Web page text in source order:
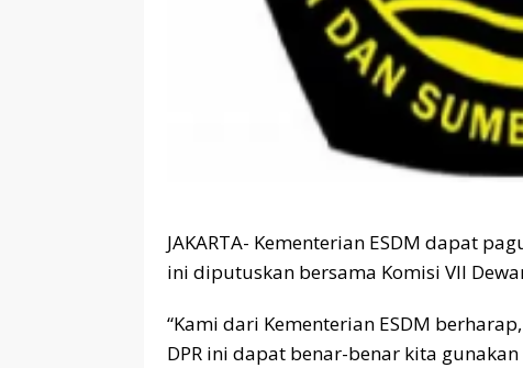
JAKARTA- Kementerian ESDM dapat
ini diputuskan bersama Komisi VII
“Kami dari Kementerian ESDM
DPR ini dapat benar-benar kita